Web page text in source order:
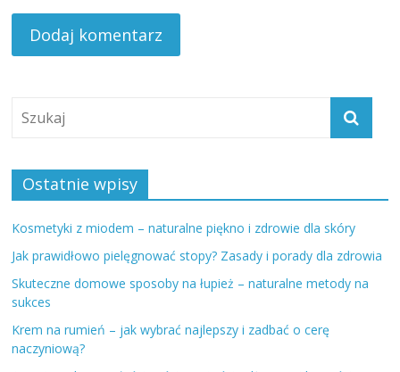
Ostatnie wpisy
Kosmetyki z miodem – naturalne piękno i zdrowie dla skóry
Jak prawidłowo pielęgnować stopy? Zasady i porady dla zdrowia
Skuteczne domowe sposoby na łupież – naturalne metody na
sukces
Krem na rumień – jak wybrać najlepszy i zadbać o cerę
naczyniową?